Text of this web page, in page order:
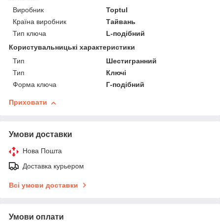
Виробник
Toptul
Країна виробник
Тайвань
Тип ключа
L-подібний
Користувальницькі характеристики
Тип
Шестигранний
Тип
Ключі
Форма ключа
Г-подібний
Приховати
Умови доставки
Нова Пошта
Доставка курьером
Всі умови доставки
Умови оплати